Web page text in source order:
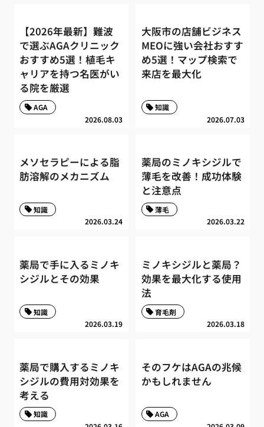
【2026年最新】難波
で選ぶAGAクリニック
おすすめ5選！植毛キ
ャリアを持つ名医がい
る院を厳選
2026.08.03
AGA
大阪市の店舗ビジネス
MEOに強い会社おすす
め5選！マップ検索で
来店を最大化
2026.07.03
知識
メソセラピーによる脂
肪溶解のメカニズム
2026.03.24
知識
薬局のミノキシジルで
薄毛を改善！成功体験
と注意点
2026.03.22
薄毛
薬局で手に入るミノキ
シジルとその効果
2026.03.19
知識
ミノキシジルと薬局？
効果を最大化する使用
法
2026.03.18
育毛剤
薬局で購入するミノキ
シジルの費用対効果を
考える
知識
そのフケはAGAの兆候
かもしれません
AGA